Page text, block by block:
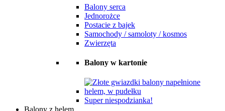
Balony serca
Jednorożce
Postacie z bajek
Samochody / samoloty / kosmos
Zwierzęta
Balony w kartonie
Super niespodzianka!